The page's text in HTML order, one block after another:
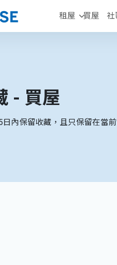
租屋 買屋 社
- 買屋
內保留收藏，且只保留在當